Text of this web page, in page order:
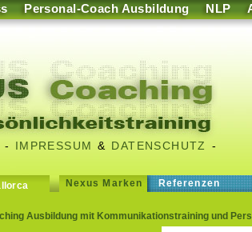
Personal-Coach Ausbildung NLP
- IMPRESSUM & DATENSCHUTZ
-
Nexus Marken Referenzen
Ausbildung mit Kommunikationstraining und